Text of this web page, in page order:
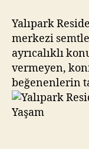
Yalıpark
merkezi
ayrıcalıklı
vermeyen,
beğenenlerin